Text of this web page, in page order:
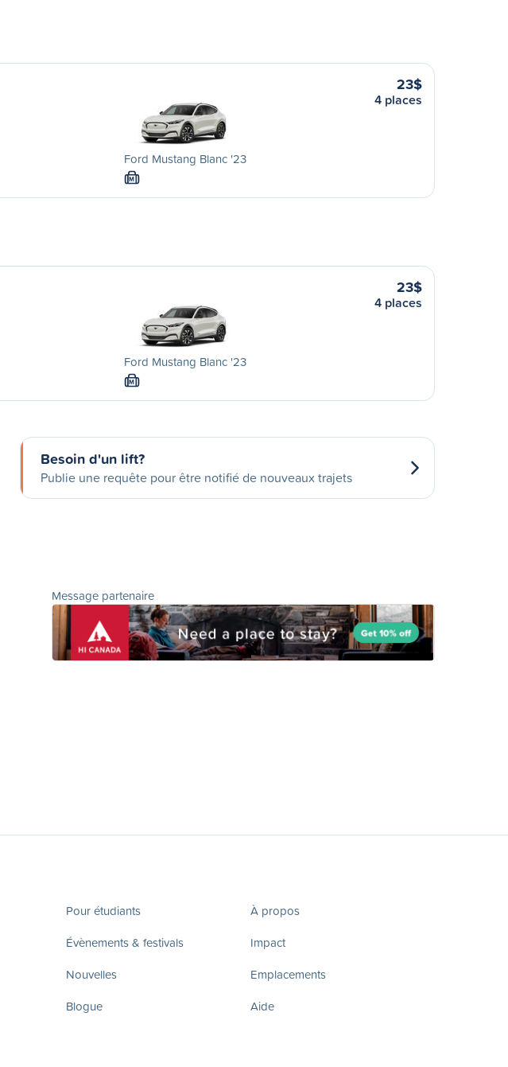
Ford Mustang Blanc '23
M
23$
4 places
Ford Mustang Blanc '23
M
23$
4 places
Besoin d'un lift?
Publie une requête pour être notifié de nouveaux trajets
Message partenaire
Pour étudiants
Évènements & festivals
Nouvelles
Blogue
À propos
Impact
Emplacements
Aide